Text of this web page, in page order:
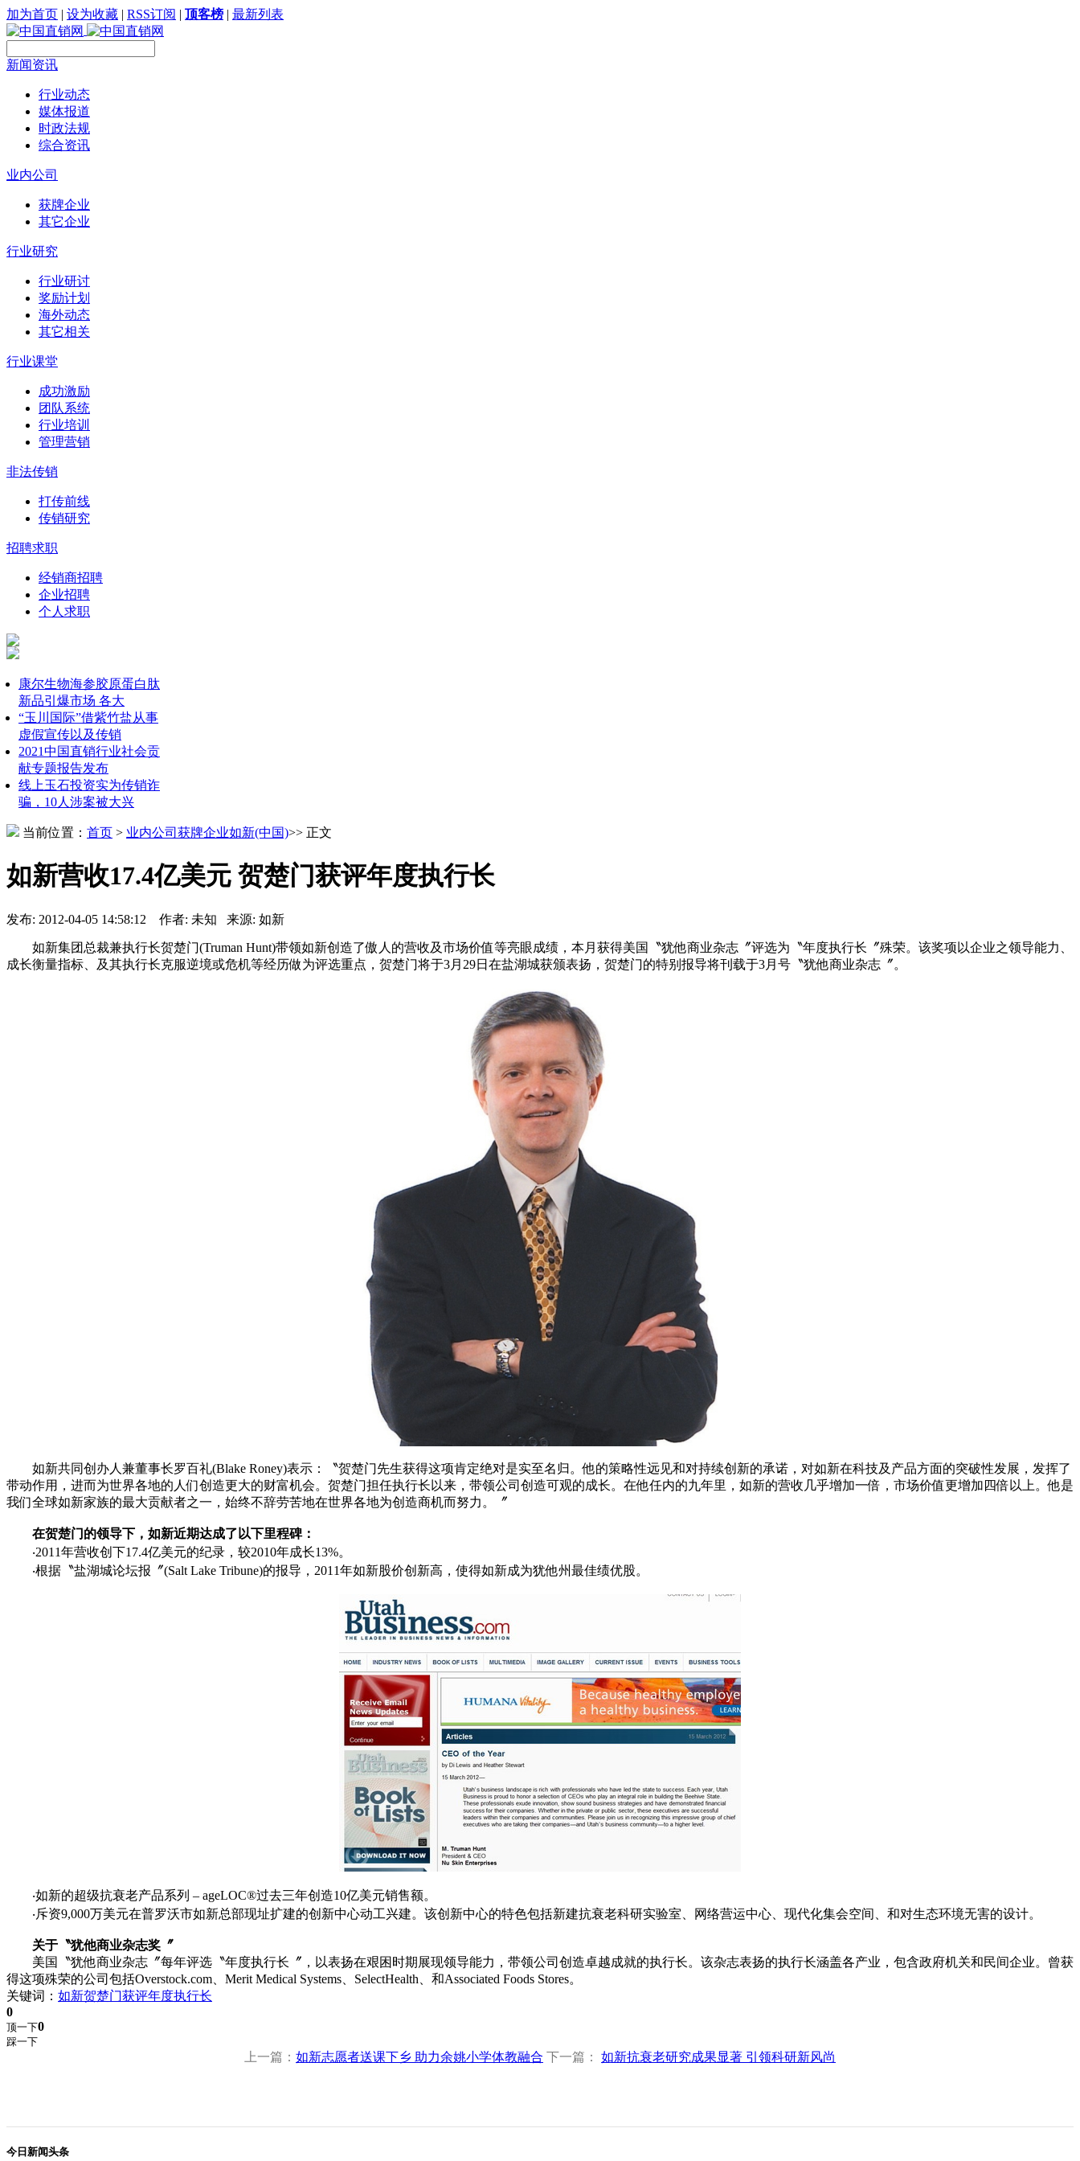
加为首页 | 设为收藏 | RSS订阅 | 顶客榜 | 最新列表
新闻资讯
行业动态
媒体报道
时政法规
综合资讯
业内公司
获牌企业
其它企业
行业研究
行业研讨
奖励计划
海外动态
其它相关
行业课堂
成功激励
团队系统
行业培训
管理营销
非法传销
打传前线
传销研究
招聘求职
经销商招聘
企业招聘
个人求职
康尔生物海参胶原蛋白肽
新品引爆市场 各大
“玉川国际”借紫竹盐从事
虚假宣传以及传销
2021中国直销行业社会贡
献专题报告发布
线上玉石投资实为传销诈
骗，10人涉案被大兴
当前位置： 首页 > 业内公司 获牌企业如新(中国)>> 正文
如新营收17.4亿美元 贺楚门获评年度执行长
发布: 2012-04-05 14:58:12 作者: 未知 来源: 如新
如新集团总裁兼执行长贺楚门(Truman Hunt)带领如新创造了傲人的营收及市场价值等亮眼成绩，本月获得美国〝犹他商业杂志〞评选为〝年度执行长〞殊荣。该奖项以企业之领导能力、
成长衡量指标、及其执行长克服逆境或危机等经历做为评选重点，贺楚门将于3月29日在盐湖城获颁表扬，贺楚门的特别报导将刊载于3月号〝犹他商业杂志〞。
如新共同创办人兼董事长罗百礼(Blake Roney)表示：〝贺楚门先生获得这项肯定绝对是实至名归。他的策略性远见和对持续创新的承诺，对如新在科技及产品方面的突破性发展，发挥了
带动作用，进而为世界各地的人们创造更大的财富机会。贺楚门担任执行长以来，带领公司创造可观的成长。在他任内的九年里，如新的营收几乎增加一倍，市场价值更增加四倍以上。他是
我们全球如新家族的最大贡献者之一，始终不辞劳苦地在世界各地为创造商机而努力。〞
在贺楚门的领导下，如新近期达成了以下里程碑：
‧2011年营收创下17.4亿美元的纪录，较2010年成长13%。
‧根据〝盐湖城论坛报〞(Salt Lake Tribune)的报导，2011年如新股价创新高，使得如新成为犹他州最佳绩优股。
‧如新的超级抗衰老产品系列 – ageLOC®过去三年创造10亿美元销售额。
‧斥资9,000万美元在普罗沃市如新总部现址扩建的创新中心动工兴建。该创新中心的特色包括新建抗衰老科研实验室、网络营运中心、现代化集会空间、和对生态环境无害的设计。
关于〝犹他商业杂志奖〞
美国〝犹他商业杂志〞每年评选〝年度执行长〞，以表扬在艰困时期展现领导能力，带领公司创造卓越成就的执行长。该杂志表扬的执行长涵盖各产业，包含政府机关和民间企业。曾获
得这项殊荣的公司包括Overstock.com、Merit Medical Systems、SelectHealth、和Associated Foods Stores。
关键词： 如新贺楚门获评年度执行长
0
顶一下0
踩一下
上一篇： 如新志愿者送课下乡 助力余姚小学体教融合 下一篇： 如新抗衰老研究成果显著 引领科研新风尚
今日新闻头条